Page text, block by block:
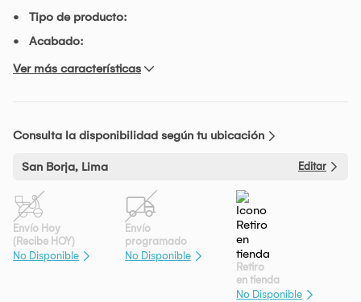
Tipo de producto:
Acabado:
Ver más características
Consulta la disponibilidad según tu ubicación
San Borja, Lima Editar
Envío Hoy
(Recibe HOY)
No Disponible
Envío
programado
No Disponible
Retiro
en tienda
No Disponible